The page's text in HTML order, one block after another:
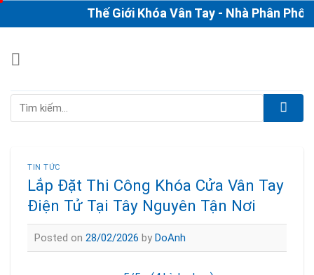
to
Thế Giới Khóa Vân Tay - Nhà Phân Phối &
Tìm
TIN TỨC
Lắp Đặt Thi Công Khóa Cửa Vân Tay
Điện Tử Tại Tây Nguyên Tận Nơi
Posted on 28/02/2026 by DoAnh